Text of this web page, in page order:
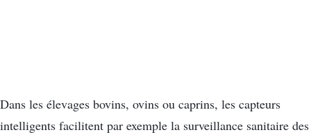
Dans les élevages bovins, ovins ou caprins, les capteurs
intelligents facilitent par exemple la surveillance sanitaire des